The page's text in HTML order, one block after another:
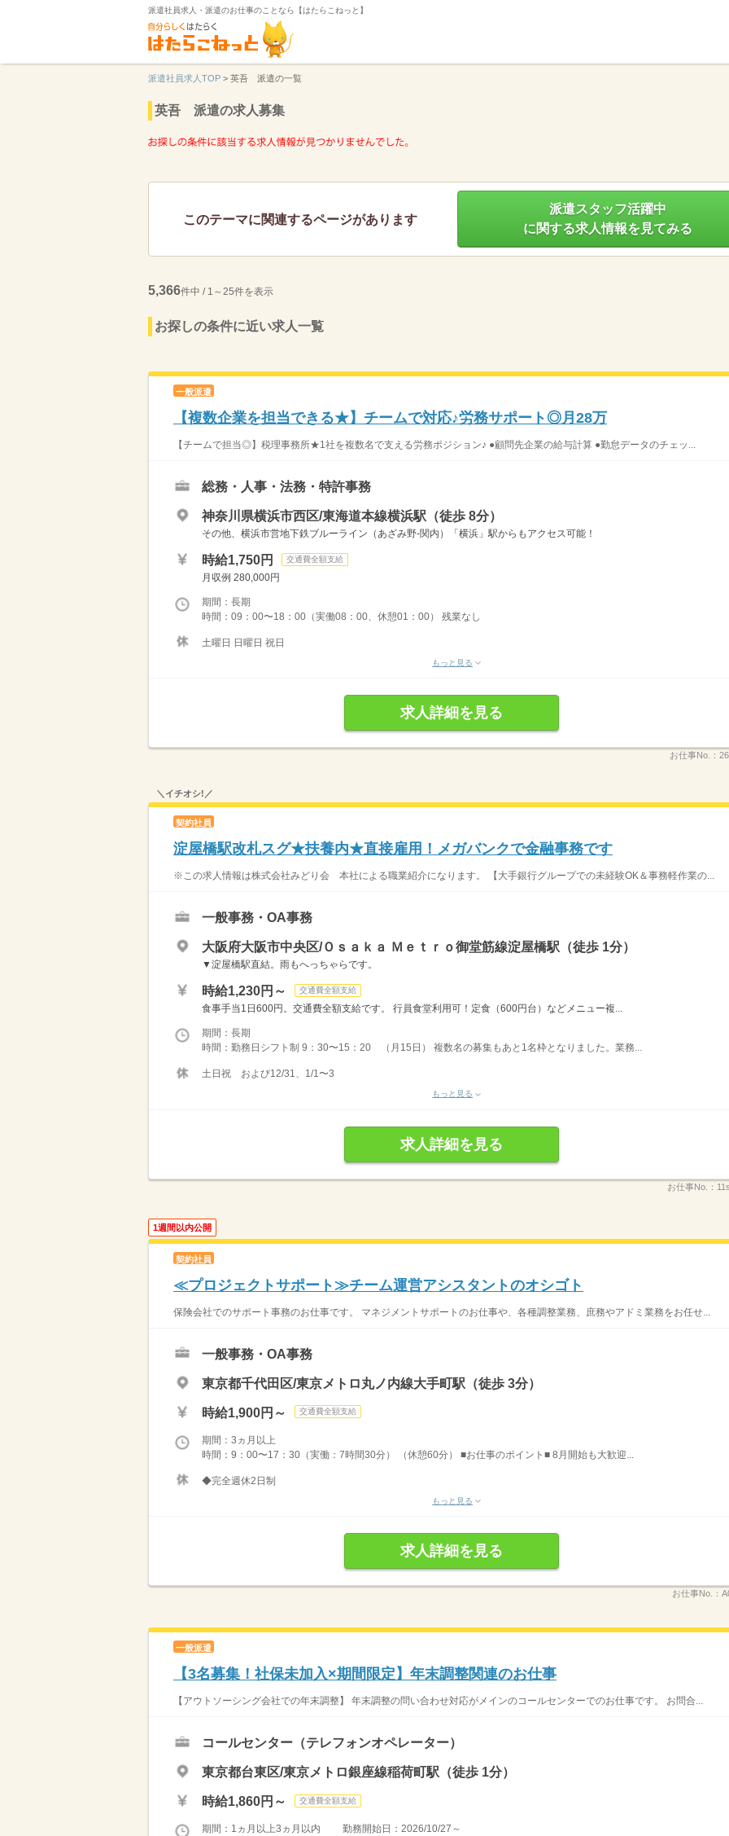
派遣社員求人・派遣のお仕事のことなら【はたらこねっと】
派遣社員求人TOP > 英吾 派遣の一覧
英吾 派遣の求人募集
このテーマに関連するページがあります
派遣スタッフ活躍中
に関する求人情報を見てみる
5,366件中 / 1～25件を表示
お探しの条件に近い求人一覧
一般派遣
【複数企業を担当できる★】チームで対応♪労務サポート◎月28万
【チームで担当◎】税理事務所★1社を複数名で支える労務ポジション♪ ●顧問先企業の給与計算 ●勤怠データのチェッ...
総務・人事・法務・特許事務
神奈川県横浜市西区/東海道本線横浜駅（徒歩 8分）
その他、横浜市営地下鉄ブルーライン（あざみ野‐関内）「横浜」駅からもアクセス可能！
時給1,750円 交通費全額支給
月収例 280,000円
期間：長期
時間：09：00〜18：00（実働08：00、休憩01：00） 残業なし
土曜日 日曜日 祝日
もっと見る
求人詳細を見る
お仕事No.：
＼イチオシ!／
契約社員
淀屋橋駅改札スグ★扶養内★直接雇用！メガバンクで金融事務です
※この求人情報は株式会社みどり会 本社による職業紹介になります。 【大手銀行グループでの未経験OK＆事務軽作業の...
一般事務・OA事務
大阪府大阪市中央区/Ｏｓａｋａ Ｍｅｔｒｏ御堂筋線淀屋橋駅（徒歩 1分）
▼淀屋橋駅直結。雨もへっちゃらです。
時給1,230円～ 交通費全額支給
食事手当1日600円。交通費全額支給です。 行員食堂利用可！定食（600円台）などメニュー複...
期間：長期
時間：勤務日シフト制 9：30〜15：20 （月15日） 複数名の募集もあと1名枠となりました。業務...
土日祝 および12/31、1/1〜3
もっと見る
求人詳細を見る
お仕事No.：
1週間以内公開
契約社員
≪プロジェクトサポート≫チーム運営アシスタントのオシゴト
保険会社でのサポート事務のお仕事です。 マネジメントサポートのお仕事や、各種調整業務、庶務やアドミ業務をお任せ...
一般事務・OA事務
東京都千代田区/東京メトロ丸ノ内線大手町駅（徒歩 3分）
時給1,900円～ 交通費全額支給
期間：3ヵ月以上
時間：9：00〜17：30（実働：7時間30分） （休憩60分） ■お仕事のポイント■ 8月開始も大歓迎...
◆完全週休2日制
もっと見る
求人詳細を見る
お仕事No.：
一般派遣
【3名募集！社保未加入×期間限定】年末調整関連のお仕事
【アウトソーシング会社での年末調整】 年末調整の問い合わせ対応がメインのコールセンターでのお仕事です。 お問合...
コールセンター（テレフォンオペレーター）
東京都台東区/東京メトロ銀座線稲荷町駅（徒歩 1分）
時給1,860円～ 交通費全額支給
期間：1ヵ月以上3ヵ月以内 勤務開始日：2026/10/27～